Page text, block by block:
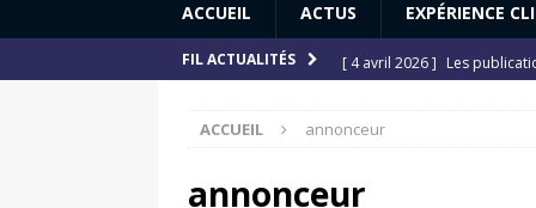
ACCUEIL ACTUS EXPÉRIENCE
FIL ACTUALITÉS [ 4 avril 2026 ] Les
[ 12 juillet 2025 ]
ACCUEIL annonceur
annonceur